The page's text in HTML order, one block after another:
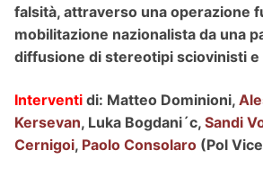
falsità, attraverso una operazione
mobilitazione nazionalista da una
diffusione di stereotipi sciovinisti e
Interventi di: Matteo Dominioni,
Kersevan, Luka Bogdani´c, Sandi
Cernigoi, Paolo Consolaro (Pol